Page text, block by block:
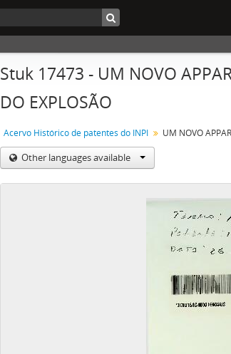
Stuk 17473 - UM NOVO
DO EXPLOSÃO
Acervo Histórico de patentes do INPI
Other languages available